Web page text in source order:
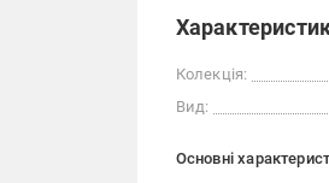
Колекція:
Вид:
Основні